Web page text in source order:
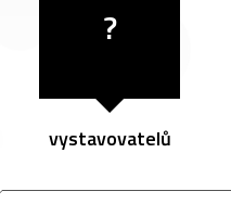
?
vystavovatelů